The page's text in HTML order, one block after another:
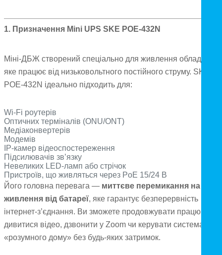
1. Призначення Mini UPS SKE POE-432N
Міні-ДБЖ створений спеціально для живлення
яке працює від низьковольтного постійного струму. SKE
POE-432N ідеально підходить для:
Wi-Fi роутерів
Оптичних терміналів (ONU/ONT)
Медіаконвертерів
Модемів
IP-камер відеоспостереження
Підсилювачів зв’язку
Невеликих LED-ламп або стрічок
Пристроїв, що живляться через PoE 15/24 В
Його головна перевага — миттєве перемикання на
живлення від батареї, яке гарантує безперервність
інтернет-з’єднання. Ви зможете продовжувати працювати,
дивитися відео, дзвонити у Zoom чи керувати системами
«розумного дому» без будь-яких затримок.